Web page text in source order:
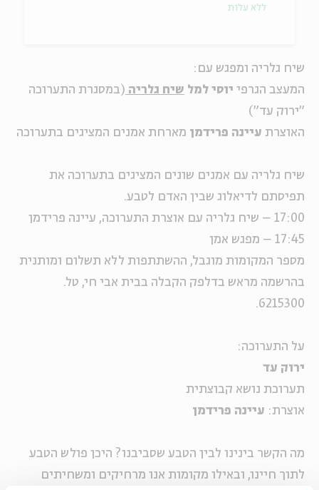
שיח גלריה ומפגש עם:
המעצב הגרפי יוסי למל שיח גלריה (במסגרת התערוכה
"ירוק עד")
האוצרת עיינה פרידמן מארחת אמנים המציגים בתערוכה
שיח גלריה עם אמנים שונים המציגים בתערוכה את
תפיסתם לדיאלוג שבין האדם לטבע.
17:00 – שיח גלריה עם אוצרת התערוכה, עיינה פרידמן
17:45 – מפגש אמן
מספר המקומות מוגבל, ההשתתפות ללא תשלום ומותנית
בהרשמה מראש בדלפק הקבלה בבית אבי חי, טל.
6215300.
על התערוכה:
ירוק עד
תערוכת נושא קבוצתית
אוצרת: עיינה פרידמן
מה הקשר בינינו לבין הטבע שסביבנו? היכן פולש הטבע
לתוך חיינו, ובאילו מקומות אנו מרחיקים ומשחיתים
ללא עלות